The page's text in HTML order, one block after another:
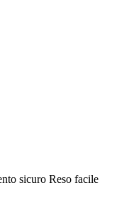
sicuro Reso facile